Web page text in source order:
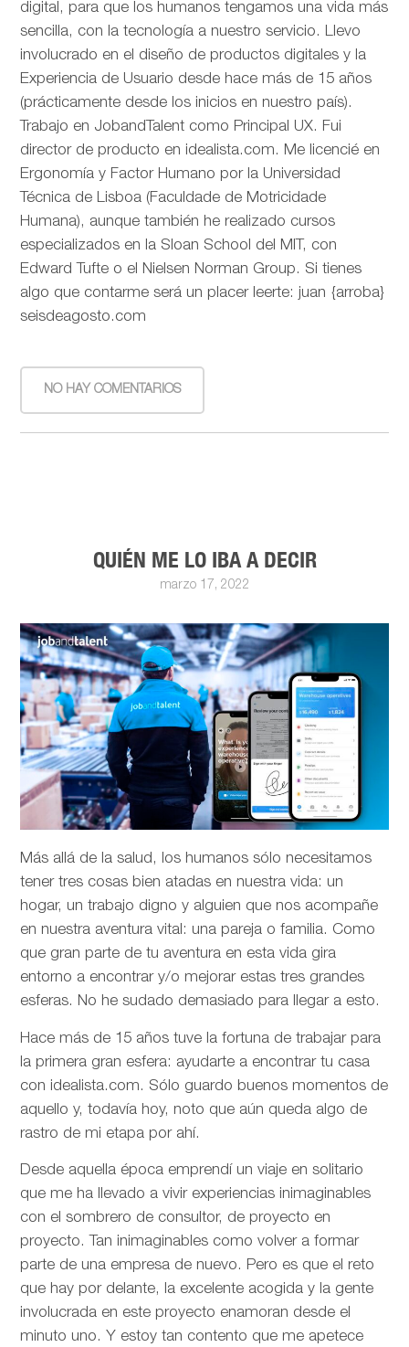
digital, para que los humanos tengamos una vida más
sencilla, con la tecnología a nuestro servicio. Llevo
involucrado en el diseño de productos digitales y la
Experiencia de Usuario desde hace más de 15 años
(prácticamente desde los inicios en nuestro país).
Trabajo en JobandTalent como Principal UX. Fui
director de producto en idealista.com. Me licencié en
Ergonomía y Factor Humano por la Universidad
Técnica de Lisboa (Faculdade de Motricidade
Humana), aunque también he realizado cursos
especializados en la Sloan School del MIT, con
Edward Tufte o el Nielsen Norman Group. Si tienes
algo que contarme será un placer leerte: juan {arroba}
seisdeagosto.com
NO HAY COMENTARIOS
QUIÉN ME LO IBA A DECIR
marzo 17, 2022
Más allá de la salud, los humanos sólo necesitamos
tener tres cosas bien atadas en nuestra vida: un
hogar, un trabajo digno y alguien que nos acompañe
en nuestra aventura vital: una pareja o familia. Como
que gran parte de tu aventura en esta vida gira
entorno a encontrar y/o mejorar estas tres grandes
esferas. No he sudado demasiado para llegar a esto.
Hace más de 15 años tuve la fortuna de trabajar para
la primera gran esfera: ayudarte a encontrar tu casa
con idealista.com. Sólo guardo buenos momentos de
aquello y, todavía hoy, noto que aún queda algo de
rastro de mi etapa por ahí.
Desde aquella época emprendí un viaje en solitario
que me ha llevado a vivir experiencias inimaginables
con el sombrero de consultor, de proyecto en
proyecto. Tan inimaginables como volver a formar
parte de una empresa de nuevo. Pero es que el reto
que hay por delante, la excelente acogida y la gente
involucrada en este proyecto enamoran desde el
minuto uno. Y estoy tan contento que me apetece